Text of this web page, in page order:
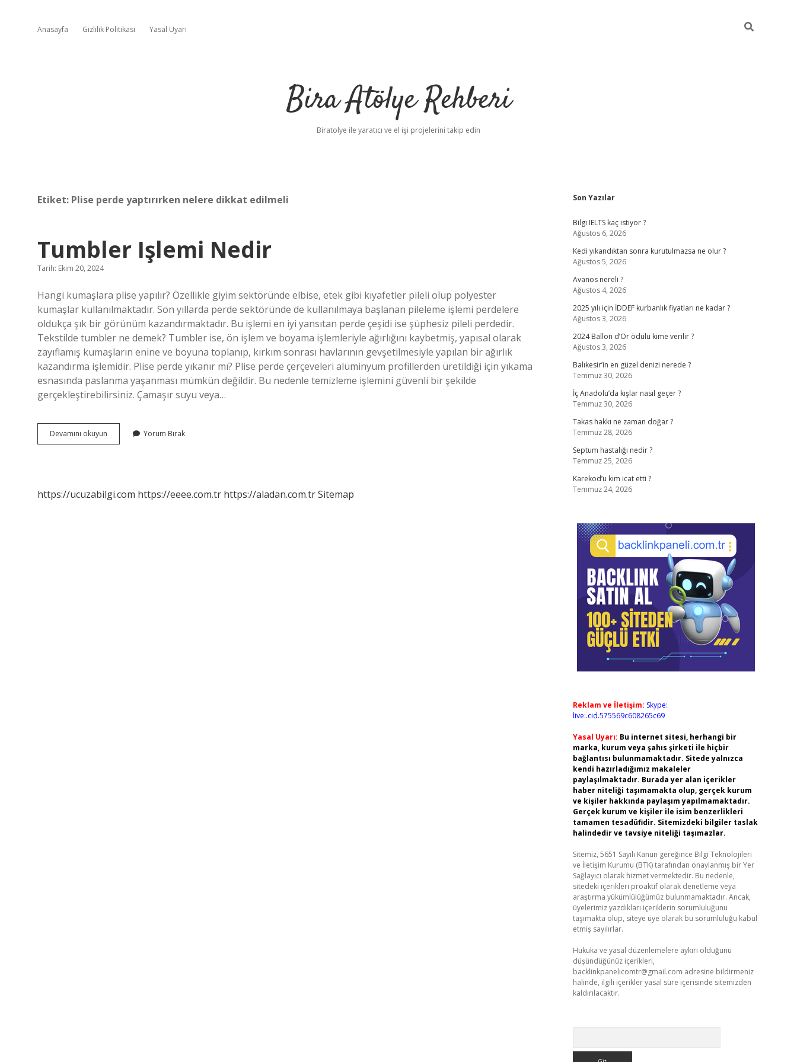
Anasayfa Gizlilik Politikası Yasal Uyarı
Bira Atölye Rehberi
Biratolye ile yaratıcı ve el işi projelerini takip edin
Etiket: Plise perde yaptırırken nelere dikkat edilmeli
Tumbler Işlemi Nedir
Tarih: Ekim 20, 2024
Hangi kumaşlara plise yapılır? Özellikle giyim sektöründe elbise, etek gibi kıyafetler pileli olup polyester
kumaşlar kullanılmaktadır. Son yıllarda perde sektöründe de kullanılmaya başlanan pileleme işlemi perdelere
oldukça şık bir görünüm kazandırmaktadır. Bu işlemi en iyi yansıtan perde çeşidi ise şüphesiz pileli perdedir.
Tekstilde tumbler ne demek? Tumbler ise, ön işlem ve boyama işlemleriyle ağırlığını kaybetmiş, yapısal olarak
zayıflamış kumaşların enine ve boyuna toplanıp, kırkım sonrası havlarının gevşetilmesiyle yapılan bir ağırlık
kazandırma işlemidir. Plise perde yıkanır mı? Plise perde çerçeveleri alüminyum profillerden üretildiği için yıkama
esnasında paslanma yaşanması mümkün değildir. Bu nedenle temizleme işlemini güvenli bir şekilde
gerçekleştirebilirsiniz. Çamaşır suyu veya…
Devamını okuyun Tumbler
Işlemi
Yorum Bırak
https://ucuzabilgi.com https://eeee.com.tr https://aladan.com.trSitemap
Sidebar
Son Yazılar
Bilgi IELTS kaç istiyor ?
Ağustos 6, 2026
Kedi yıkandıktan sonra kurutulmazsa ne olur ?
Ağustos 5, 2026
Avanos nereli ?
Ağustos 4, 2026
2025 yılı için İDDEF kurbanlık fiyatları ne kadar ?
Ağustos 3, 2026
2024 Ballon d’Or ödülü kime verilir ?
Ağustos 3, 2026
Balıkesir’in en güzel denizi nerede ?
Temmuz 30, 2026
İç Anadolu’da kışlar nasıl geçer ?
Temmuz 30, 2026
Takas hakkı ne zaman doğar ?
Temmuz 28, 2026
Septum hastalığı nedir ?
Temmuz 25, 2026
Karekod’u kim icat etti ?
Temmuz 24, 2026
Reklam ve İletişim: Skype:
live:.cid.575569c608265c69
Yasal Uyarı: Bu internet sitesi, herhangi bir
marka, kurum veya şahıs şirketi ile hiçbir
bağlantısı bulunmamaktadır. Sitede yalnızca
kendi hazırladığımız makaleler
paylaşılmaktadır. Burada yer alan içerikler
haber niteliği taşımamakta olup, gerçek kurum
ve kişiler hakkında paylaşım yapılmamaktadır.
Gerçek kurum ve kişiler ile isim benzerlikleri
tamamen tesadüfidir. Sitemizdeki bilgiler taslak
halindedir ve tavsiye niteliği taşımazlar.
Sitemiz, 5651 Sayılı Kanun gereğince Bilgi Teknolojileri
ve İletişim Kurumu (BTK) tarafından onaylanmış bir Yer
Sağlayıcı olarak hizmet vermektedir. Bu nedenle,
sitedeki içerikleri proaktif olarak denetleme veya
araştırma yükümlülüğümüz bulunmamaktadır. Ancak,
üyelerimiz yazdıkları içeriklerin sorumluluğunu
taşımakta olup, siteye üye olarak bu sorumluluğu kabul
etmiş sayılırlar.
Hukuka ve yasal düzenlemelere aykırı olduğunu
düşündüğünüz içerikleri,
backlinkpanelicomtr@gmail.com adresine bildirmeniz
halinde, ilgili içerikler yasal süre içerisinde sitemizden
kaldırılacaktır.
ilbetbetci